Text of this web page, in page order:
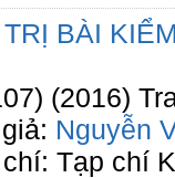
BÀI
(2016)
Nguyễn
Tạp chí